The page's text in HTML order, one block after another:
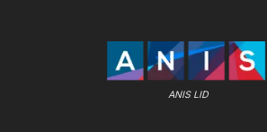
ANIS LID